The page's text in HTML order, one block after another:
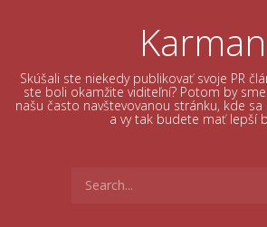
Karman
Skúšali ste niekedy publikovať svoje PR
ste boli okamžite viditeľní? Potom by
našu často navštevovanou stránku, kde
a vy tak budete mať lepší
for: